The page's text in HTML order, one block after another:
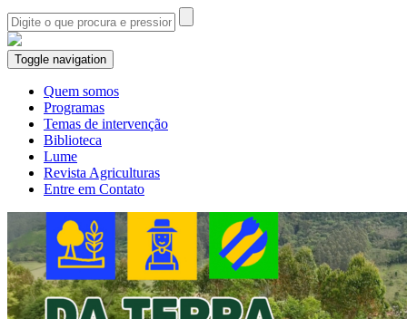
Toggle navigation
Quem somos
Programas
Temas de intervenção
Biblioteca
Lume
Revista Agriculturas
Entre em Contato